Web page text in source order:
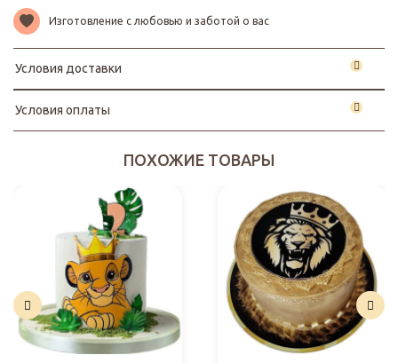
Изготовление с любовью и заботой о вас
Условия доставки
Условия оплаты
ПОХОЖИЕ ТОВАРЫ